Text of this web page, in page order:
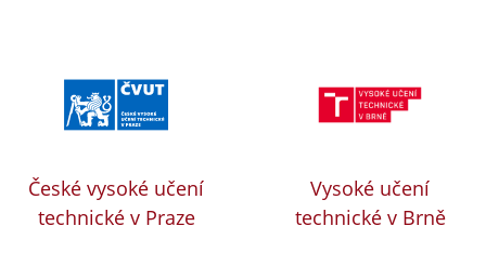
České vysoké učení
technické v Praze
Vysoké učení
technické v Brně